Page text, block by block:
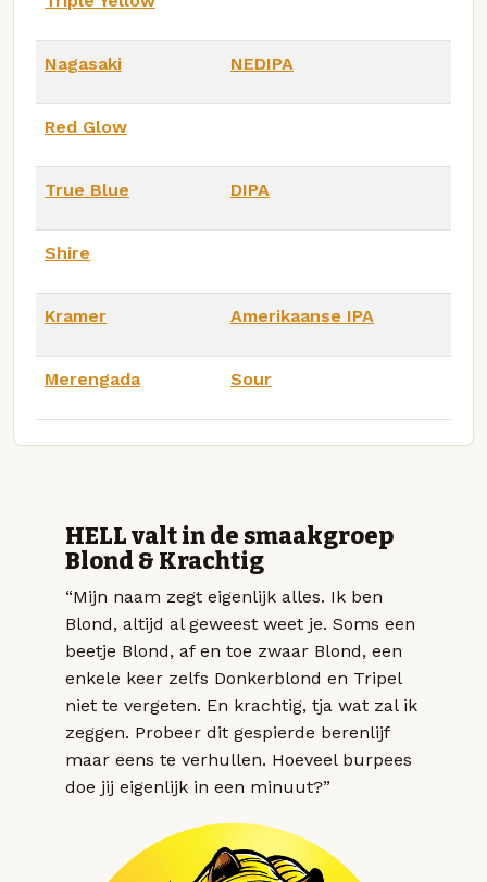
Nagasaki NEDIPA
Red Glow
True Blue DIPA
Shire
Kramer Amerikaanse IPA
Merengada Sour
HELL valt in de smaakgroep
Blond & Krachtig
“Mijn naam zegt eigenlijk alles. Ik ben
Blond, altijd al geweest weet je. Soms een
beetje Blond, af en toe zwaar Blond, een
enkele keer zelfs Donkerblond en Tripel
niet te vergeten. En krachtig, tja wat zal ik
zeggen. Probeer dit gespierde berenlijf
maar eens te verhullen. Hoeveel burpees
doe jij eigenlijk in een minuut?”